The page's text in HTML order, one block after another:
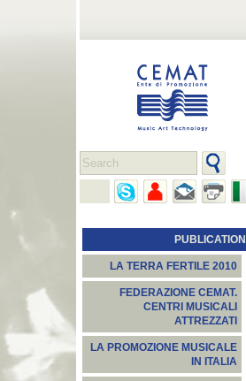
LA TERRA FERTILE 2010
FEDERAZIONE CEMAT.
CENTRI MUSICALI
ATTREZZATI
LA PROMOZIONE MUSICALE
IN ITALIA